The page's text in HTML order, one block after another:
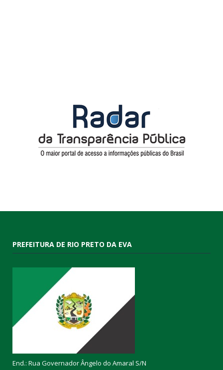
PREFEITURA DE RIO PRETO DA EVA
End.: Rua Governador Ângelo do Amaral S/N